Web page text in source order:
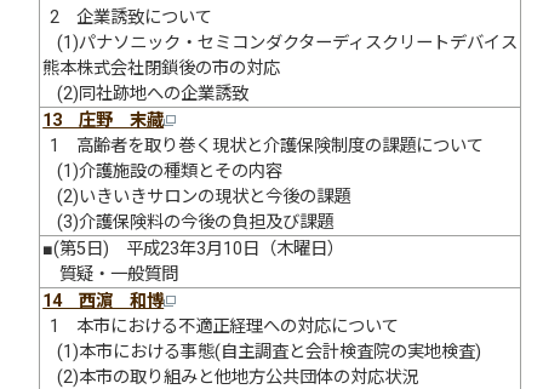
2 企業誘致について
(1)パナソニック・セミコンダクターディスクリートデバイス
熊本株式会社閉鎖後の市の対応
(2)同社跡地への企業誘致
13 庄野 末藏
1 高齢者を取り巻く現状と介護保険制度の課題について
(1)介護施設の種類とその内容
(2)いきいきサロンの現状と今後の課題
(3)介護保険料の今後の負担及び課題
■(第5日) 平成23年3月10日（木曜日）
質疑・一般質問
14 西濵 和博
1 本市における不適正経理への対応について
(1)本市における事態(自主調査と会計検査院の実地検査)
(2)本市の取り組みと他地方公共団体の対応状況